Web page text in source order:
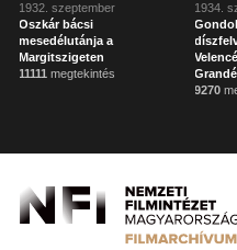
1932. szeptember
Oszkár bácsi
mesedélutánja a
Margitszigeten
11111 megtekintés
1934.
9270